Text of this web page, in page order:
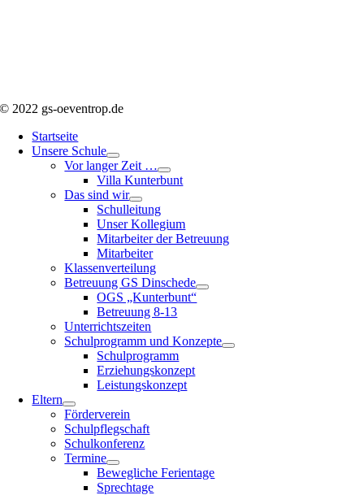
© 2022 gs-oeventrop.de
Startseite
Unsere Schule
Vor langer Zeit …
Villa Kunterbunt
Das sind wir
Schulleitung
Unser Kollegium
Mitarbeiter der Betreuung
Mitarbeiter
Klassenverteilung
Betreuung GS Dinschede
OGS „Kunterbunt“
Betreuung 8-13
Unterrichtszeiten
Schulprogramm und Konzepte
Schulprogramm
Erziehungskonzept
Leistungskonzept
Eltern
Förderverein
Schulpflegschaft
Schulkonferenz
Termine
Bewegliche Ferientage
Sprechtage